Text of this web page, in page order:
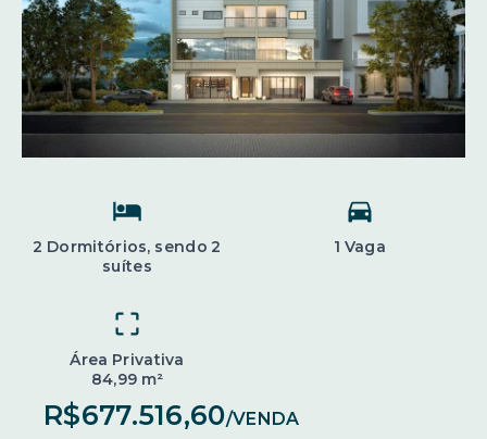
2 Dormitórios, sendo 2
suítes
1 Vaga
Área Privativa
84,99 m²
R$677.516,60/VENDA